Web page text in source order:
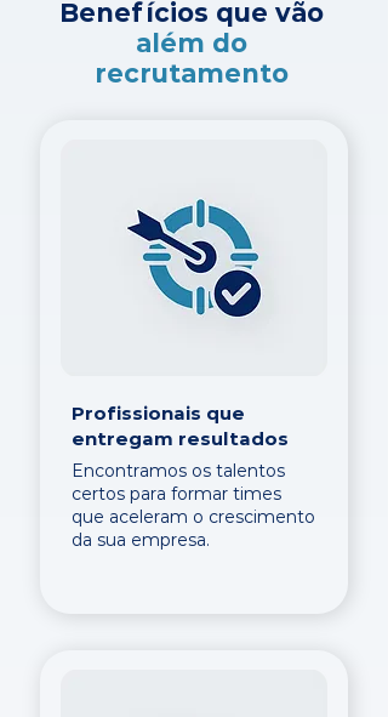
Benefícios que vão
além do
recrutamento
Profissionais que
entregam resultados
Encontramos os talentos
certos para formar times
que aceleram o crescimento
da sua empresa.